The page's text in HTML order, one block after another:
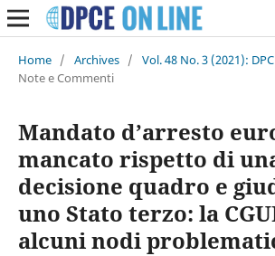
Home / Archives / Vol. 48 No. 3 (2021):
Note e Commenti
Mandato d’arresto
mancato rispetto di
decisione quadro e
uno Stato terzo: la
alcuni nodi